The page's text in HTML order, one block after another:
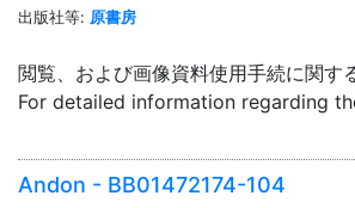
出版社等: 原書房
閲覧、および画像資料使用手続に関す
For detailed information regarding
Andon - BB01472174-104